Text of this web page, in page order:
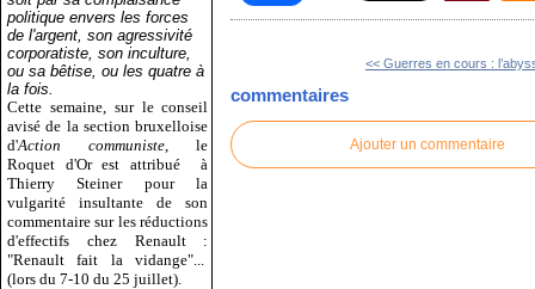
politique envers les forces
de l'argent, son agressivité
corporatiste, son inculture,
ou sa bêtise, ou les quatre à
la fois.
Cette semaine, sur le conseil
avisé de la section bruxelloise
d'Action communiste , le
Roquet d'Or est attribué
à
Thierry Steiner pour la
vulgarité insultante de son
commentaire sur les réductions
d'effectifs chez Renault :
"Renault fait la vidange"...
(lors du 7-10 du 25 juillet).
<< Guerres en cours :
commentaires
Ajouter un commentaire